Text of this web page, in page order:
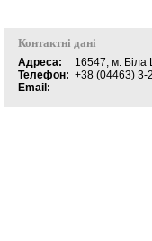
Контактні дані
Адреса:
16547, м. Біла
Телефон: +38 (04463) 3-
Email: